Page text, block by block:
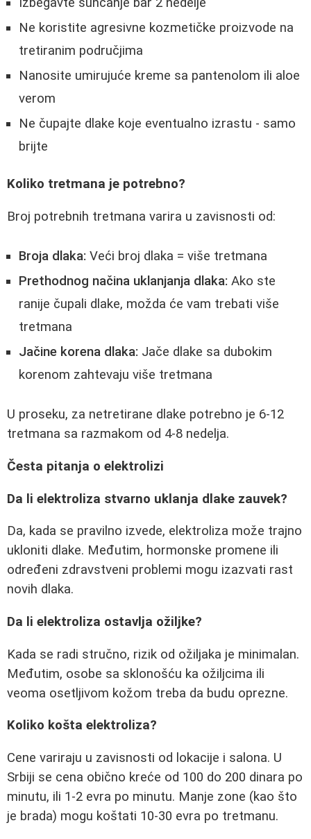
Ne koristite agresivne kozmetičke proizvode na
tretiranim područjima
Nanosite umirujuće kreme sa pantenolom ili aloe
verom
Ne čupajte dlake koje eventualno izrastu - samo
brijte
Koliko tretmana je potrebno?
Broj potrebnih tretmana varira u zavisnosti od:
Broja dlaka: Veći broj dlaka = više tretmana
Prethodnog načina uklanjanja dlaka: Ako ste
ranije čupali dlake, možda će vam trebati više
tretmana
Jačine korena dlaka: Jače dlake sa dubokim
korenom zahtevaju više tretmana
U proseku, za netretirane dlake potrebno je 6-12
tretmana sa razmakom od 4-8 nedelja.
Česta pitanja o elektrolizi
Da li elektroliza stvarno uklanja dlake zauvek?
Da, kada se pravilno izvede, elektroliza može trajno
ukloniti dlake. Međutim, hormonske promene ili
određeni zdravstveni problemi mogu izazvati rast
novih dlaka.
Da li elektroliza ostavlja ožiljke?
Kada se radi stručno, rizik od ožiljaka je minimalan.
Međutim, osobe sa sklonošću ka ožiljcima ili
veoma osetljivom kožom treba da budu oprezne.
Koliko košta elektroliza?
Cene variraju u zavisnosti od lokacije i salona. U
Srbiji se cena obično kreće od 100 do 200 dinara po
minutu, ili 1-2 evra po minutu. Manje zone (kao što
je brada) mogu koštati 10-30 evra po tretmanu.